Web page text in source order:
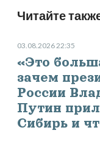
Читайте
03.08.2026 22:35
«Это
зачем
России
Путин
Сибирь и